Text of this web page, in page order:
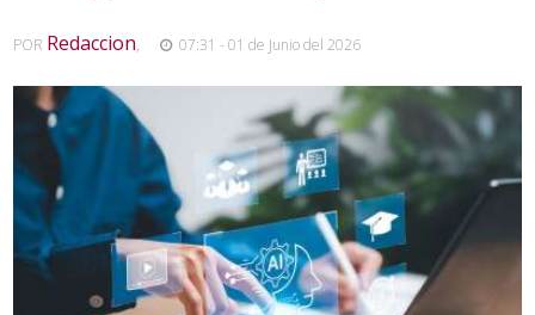
POR Redaccion, 07:31 - 01 de Junio del 2026